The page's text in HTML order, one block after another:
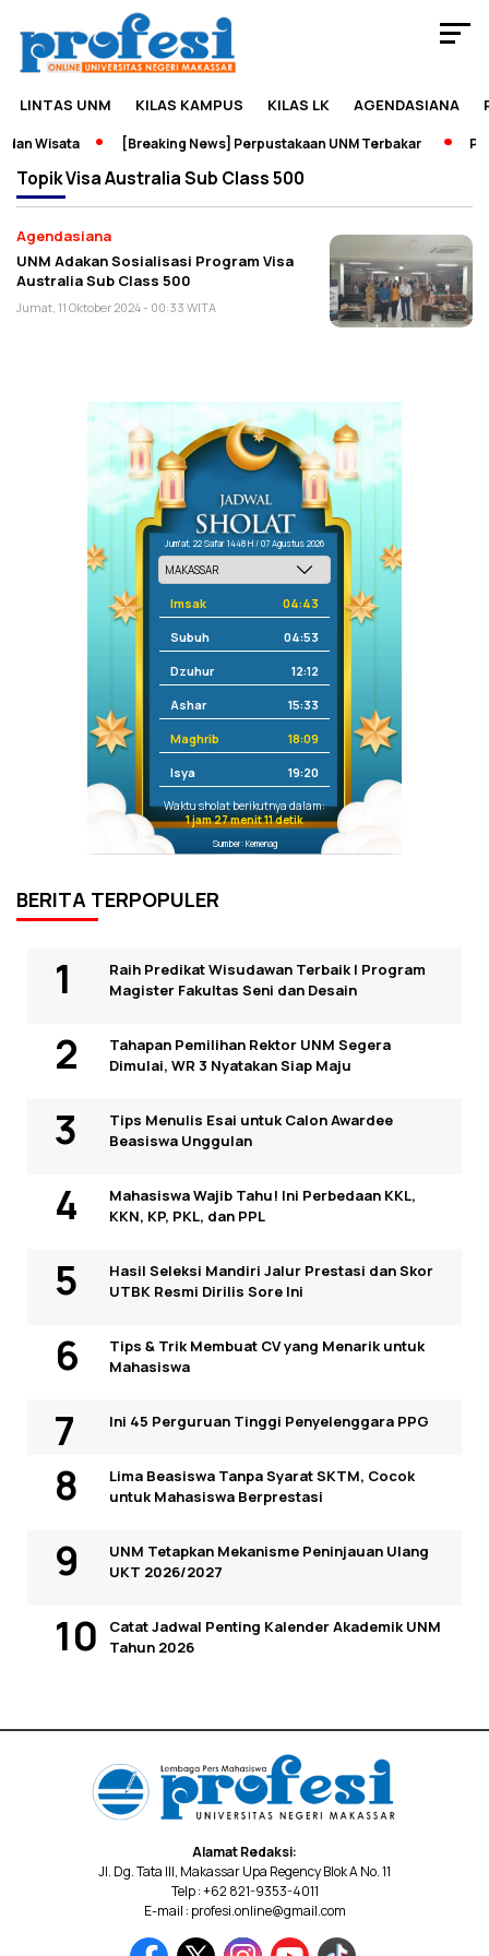
LINTAS UNM KILAS KAMPUS KILAS LK AGENDASIANA
Wisata [Breaking News] Perpustakaan UNM Terbakar
TopikVisa Australia Sub Class 500
Agendasiana
UNM Adakan Sosialisasi Program Visa
Australia Sub Class 500
Jumat, 11 Oktober 2024 - 00:33 WITA
Jum'at, 22 Safar 1448 H / 07 Agustus 2026
Imsak 04:43
Subuh 04:53
Dzuhur 12:12
Ashar 15:33
Maghrib 18:09
Isya 19:20
Waktu sholat berikutnya dalam:
1 jam 27 menit 11 detik
Sumber: Kemenag
BERITA TERPOPULER
Raih Predikat Wisudawan Terbaik I Program
Magister Fakultas Seni dan Desain
Tahapan Pemilihan Rektor UNM Segera
Dimulai, WR 3 Nyatakan Siap Maju
Tips Menulis Esai untuk Calon Awardee
Beasiswa Unggulan
Mahasiswa Wajib Tahu! Ini Perbedaan KKL,
KKN, KP, PKL, dan PPL
Hasil Seleksi Mandiri Jalur Prestasi dan Skor
UTBK Resmi Dirilis Sore Ini
Tips & Trik Membuat CV yang Menarik untuk
Mahasiswa
Ini 45 Perguruan Tinggi Penyelenggara PPG
Lima Beasiswa Tanpa Syarat SKTM, Cocok
untuk Mahasiswa Berprestasi
UNM Tetapkan Mekanisme Peninjauan Ulang
UKT 2026/2027
Catat Jadwal Penting Kalender Akademik UNM
Tahun 2026
Alamat Redaksi:
Jl. Dg. Tata III, Makassar Upa Regency Blok A No. 11
Telp : +62 821-9353-4011
E-mail : profesi.online@gmail.com